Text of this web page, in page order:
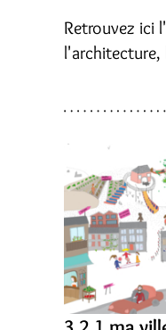
Retrouvez ici
l'architecture,